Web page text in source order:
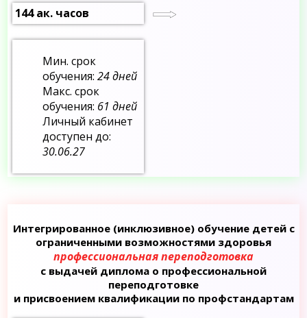
144 ак. часов
Мин. срок
обучения:24 дней
Макс. срок
обучения: 61 дней
Личный кабинет
доступен до:
30.06.27
Интегрированное (инклюзивное) обучение детей с
ограниченными возможностями здоровья
профессиональная переподготовка
с выдачей диплома о профессиональной
переподготовке
и присвоением квалификации по профстандартам